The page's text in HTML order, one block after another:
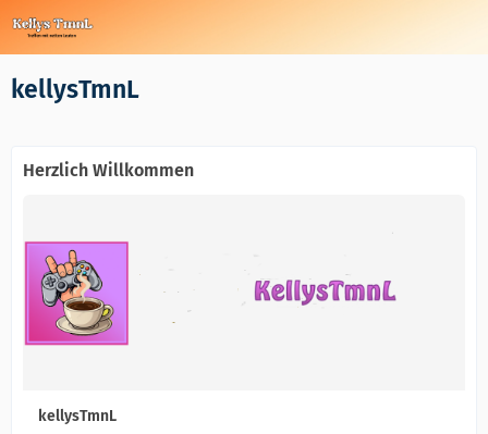
kellysTmnL
Herzlich Willkommen
kellysTmnL